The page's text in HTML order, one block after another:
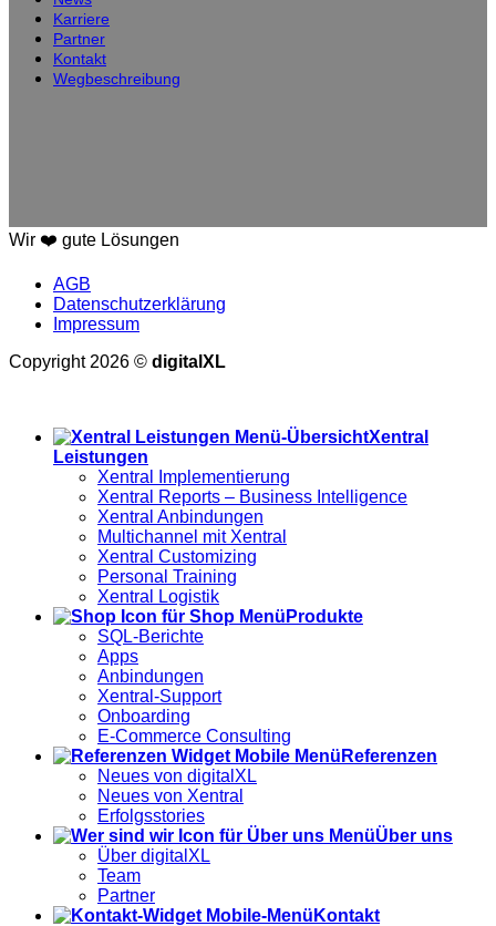
Karriere
Partner
Kontakt
Wegbeschreibung
Wir ❤️ gute Lösungen
AGB
Datenschutzerklärung
Impressum
Copyright 2026 © digitalXL
Xentral
Leistungen
Xentral Implementierung
Xentral Reports – Business Intelligence
Xentral Anbindungen
Multichannel mit Xentral
Xentral Customizing
Personal Training
Xentral Logistik
Produkte
SQL-Berichte
Apps
Anbindungen
Xentral-Support
Onboarding
E-Commerce Consulting
Referenzen
Neues von digitalXL
Neues von Xentral
Erfolgsstories
Über uns
Über digitalXL
Team
Partner
Kontakt